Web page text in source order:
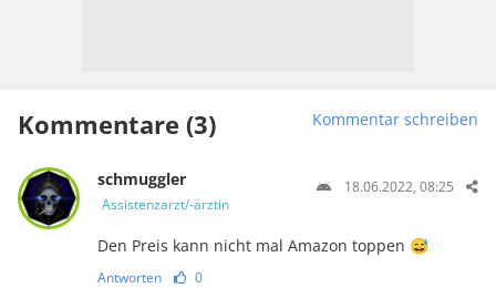
Kommentare (3) Kommentar schreiben
schmuggler
Assistenzarzt/-ärztin
18.06.2022, 08:25
Den Preis kann nicht mal Amazon toppen 😅
Antworten 0